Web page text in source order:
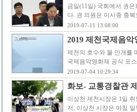
금일(11일) 국회에서 권
다. 권 의원은 이시종 충
2019-07-11 13:08:00
2019 제천국제음
제천의 호수와 물 안개를
국제음악영화제 공식 포
2019-07-04 10:29:34
화보- 교통경찰관
이상천 제천시장은 1일
저, 이상천 시장은 아침